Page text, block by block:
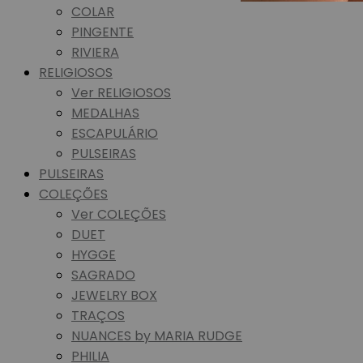
COLAR
PINGENTE
RIVIERA
RELIGIOSOS
Ver RELIGIOSOS
MEDALHAS
ESCAPULÁRIO
PULSEIRAS
PULSEIRAS
COLEÇÕES
Ver COLEÇÕES
DUET
HYGGE
SAGRADO
JEWELRY BOX
TRAÇOS
NUANCES by MARIA RUDGE
PHILIA